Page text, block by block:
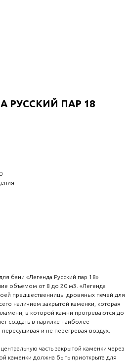
РУССКИЙ ПАР 18
бани «Легенда Русский пар 18»
объемом от 8 до 20 м3. «Легенда
предшественницы дровяных печей для
наличием закрытой каменки, которая
в которой камни прогреваются до
создать в парилке наиболее
и не перегревая воздух.
часть закрытой каменки через
каменки должна быть приоткрыта для